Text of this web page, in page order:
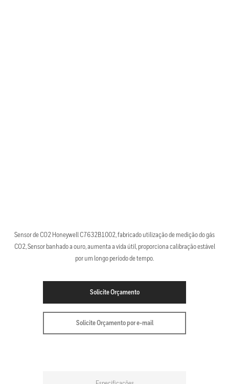
Sensor de CO2 Honeywell C7632B1002, fabricado utilização de medição do gás
CO2, Sensor banhado a ouro, aumenta a vida útil, proporciona calibração estável
por um longo período de tempo.
Solicite Orçamento
Solicite Orçamento por e-mail